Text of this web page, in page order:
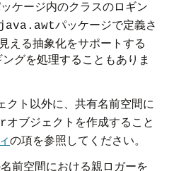
ケージ内のクラスのロギン
java.awtパッケージで定義さ
える抽象化をサポートする
グを処理することもありま
クト以外に、共有名前空間に
オブジェクトを作成すること
の項を参照してください。
前空間における親ロガーを